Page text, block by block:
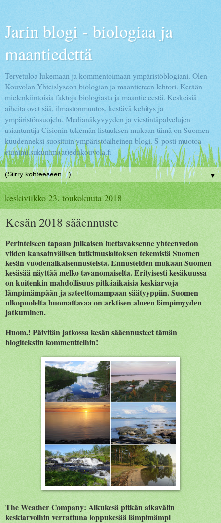
Jarin blogi - biologiaa ja
maantiedettä
Tervetuloa lukemaan ja kommentoimaan ympäristöblogiani. Olen
Kouvolan Yhteislyseon biologian ja maantieteen lehtori. Kerään
mielenkiintoisia faktoja biologiasta ja maantieteestä. Keskeisiä
aiheita ovat sää, ilmastonmuutos, kestävä kehitys ja
ympäristönsuojelu. Medianäkyvyyden ja viestintäpalvelujen
asiantuntija Cisionin tekemän listauksen mukaan tämä on Suomen
kuudenneksi suosituin ympäristöaiheinen blogi. S-posti muotoa
etunimi.sukunimi(at)edukouvola.fi
▼
keskiviikko 23. toukokuuta 2018
Kesän 2018 sääennuste
Perinteiseen tapaan julkaisen luettavaksenne yhteenvedon
viiden kansainvälisen tutkimuslaitoksen tekemistä Suomen
kesän vuodenaikaisennusteista. Ennusteiden mukaan Suomen
kesäsää näyttää melko tavanomaiselta. Erityisesti kesäkuussa
on kuitenkin mahdollisuus pitkäaikaisia keskiarvoja
lämpimämpään ja sateettomampaan säätyyppiin. Suomen
ulkopuolelta huomattavaa on arktisen alueen lämpimyyden
jatkuminen.
Huom.! Päivitän jatkossa kesän sääennusteet tämän
blogitekstin kommentteihin!
The Weather Company: Alkukesä pitkän aikavälin
keskiarvoihin verrattuna loppukesää lämpimämpi